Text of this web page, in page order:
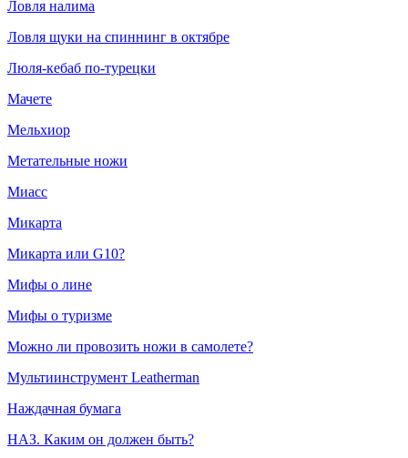
Ловля налима
Ловля щуки на спиннинг в октябре
Люля-кебаб по-турецки
Мачете
Мельхиор
Метательные ножи
Миасс
Микарта
Микарта или G10?
Мифы о лине
Мифы о туризме
Можно ли провозить ножи в самолете?
Мультиинструмент Leatherman
Наждачная бумага
НАЗ. Каким он должен быть?